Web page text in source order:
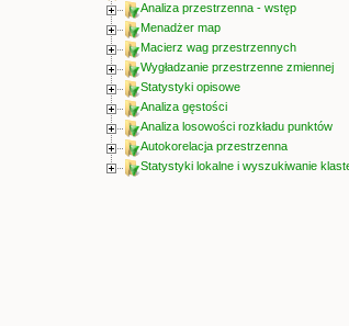
Analiza przestrzenna - wstęp
Menadżer map
Macierz wag przestrzennych
Wygładzanie przestrzenne zmiennej
Statystyki opisowe
Analiza gęstości
Analiza losowości rozkładu punktów
Autokorelacja przestrzenna
Statystyki lokalne i wyszukiwanie